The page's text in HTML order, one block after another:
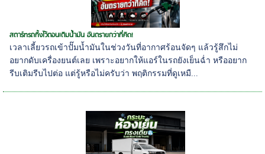
สตาร์ทรถทิ้งไว้ตอนเติมน้ำมัน อันตรายกว่าที่คิด!
เวลาเลี้ยวรถเข้าปั๊มน้ำมันในช่วงวันที่อากาศร้อนจัดๆ แล้วรู้สึกไม่
อยากดับเครื่องยนต์เลย เพราะอยากให้แอร์ในรถยังเย็นฉ่ำ หรืออยาก
รีบเติมรีบไปต่อ แต่รู้หรือไม่ครับว่า พฤติกรรมที่ดูเหมื...